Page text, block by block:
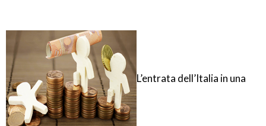
L’entrata dell’Italia in una